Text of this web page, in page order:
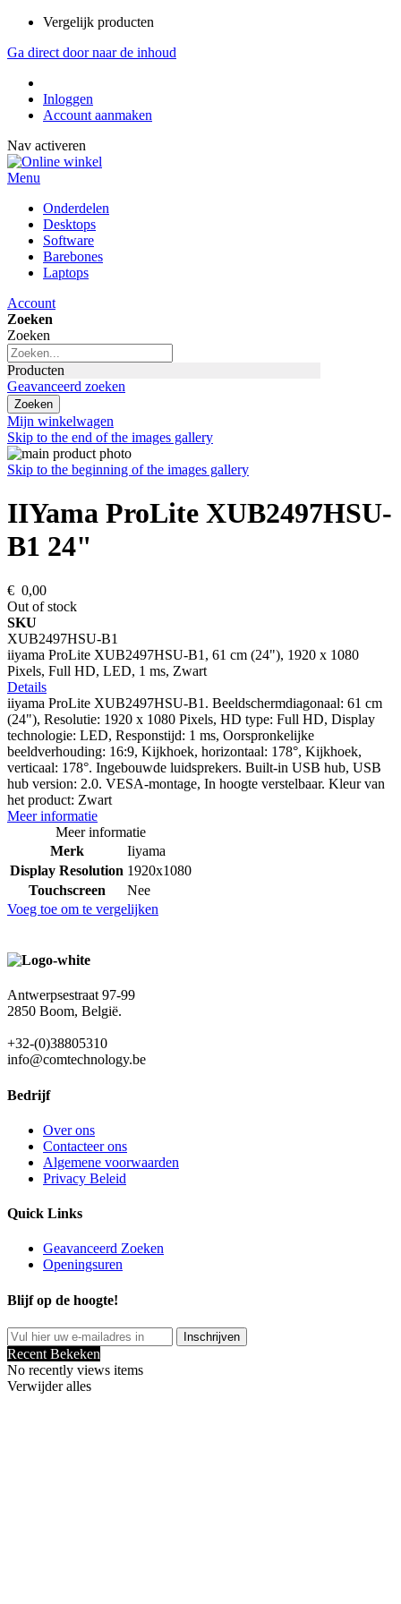
Vergelijk producten
Ga direct door naar de inhoud
Inloggen
Account aanmaken
Nav activeren
Menu
Onderdelen
Desktops
Software
Barebones
Laptops
Account
Zoeken
Zoeken
Producten
Geavanceerd zoeken
Zoeken
Mijn winkelwagen
Skip to the end of the images gallery
Skip to the beginning of the images gallery
IIYama ProLite XUB2497HSU-
B1 24"
€ 0,00
Out of stock
SKU
XUB2497HSU-B1
iiyama ProLite XUB2497HSU-B1, 61 cm (24"), 1920 x 1080
Pixels, Full HD, LED, 1 ms, Zwart
Details
iiyama ProLite XUB2497HSU-B1. Beeldschermdiagonaal: 61 cm
(24"), Resolutie: 1920 x 1080 Pixels, HD type: Full HD, Display
technologie: LED, Responstijd: 1 ms, Oorspronkelijke
beeldverhouding: 16:9, Kijkhoek, horizontaal: 178°, Kijkhoek,
verticaal: 178°. Ingebouwde luidsprekers. Built-in USB hub, USB
hub version: 2.0. VESA-montage, In hoogte verstelbaar. Kleur van
het product: Zwart
Meer informatie
Meer informatie
Merk
Iiyama
Display Resolution 1920x1080
Touchscreen
Nee
Voeg toe om te vergelijken
Antwerpsestraat 97-99
2850 Boom, België.
+32-(0)38805310
info@comtechnology.be
Bedrijf
Over ons
Contacteer ons
Algemene voorwaarden
Privacy Beleid
Quick Links
Geavanceerd Zoeken
Openingsuren
Blijf op de hoogte!
Inschrijven
Recent Bekeken
No recently views items
Verwijder alles